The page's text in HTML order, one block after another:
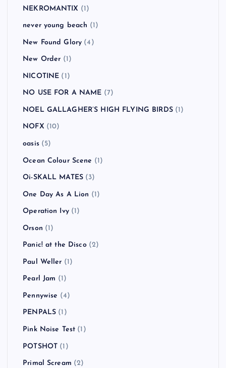
NEKROMANTIX (1)
never young beach (1)
New Found Glory (4)
New Order (1)
NICOTINE (1)
NO USE FOR A NAME (7)
NOEL GALLAGHER’S HIGH FLYING BIRDS(1)
NOFX (10)
oasis(5)
Ocean Colour Scene (1)
Oi-SKALL MATES (3)
One Day As A Lion (1)
Operation Ivy(1)
Orson (1)
Panic! at the Disco(2)
Paul Weller (1)
Pearl Jam (1)
Pennywise (4)
PENPALS (1)
Pink Noise Test (1)
POTSHOT (1)
Primal Scream (2)